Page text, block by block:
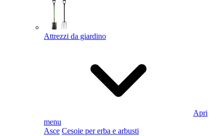
Attrezzi da giardino
Apri
menu
Asce Cesoie per erba e arbusti